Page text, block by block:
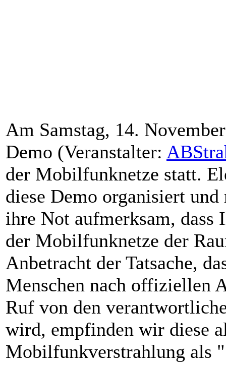
Am Samstag, 14.
Demo (Veranstalter:
der Mobilfunknetze statt.
diese Demo organisiert
ihre Not aufmerksam, dass
der Mobilfunknetze der
Anbetracht der Tatsache,
Menschen nach offiziellen
Ruf von den
wird, empfinden wir diese
Mobilfunkverstrahlung als